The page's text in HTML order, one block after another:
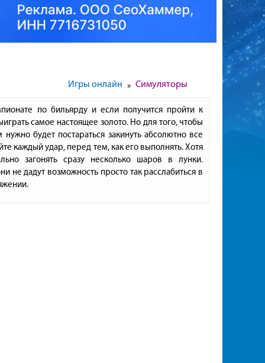
Игры онлайн » Симуляторы
по бильярду и если получится пройти к
самое настоящее золото. Но для того, чтобы
будет постараться закинуть абсолютно все
каждый удар, перед тем, как его выполнять. Хотя
загонять сразу несколько шаров в лунки.
не дадут возможность просто так расслабиться в